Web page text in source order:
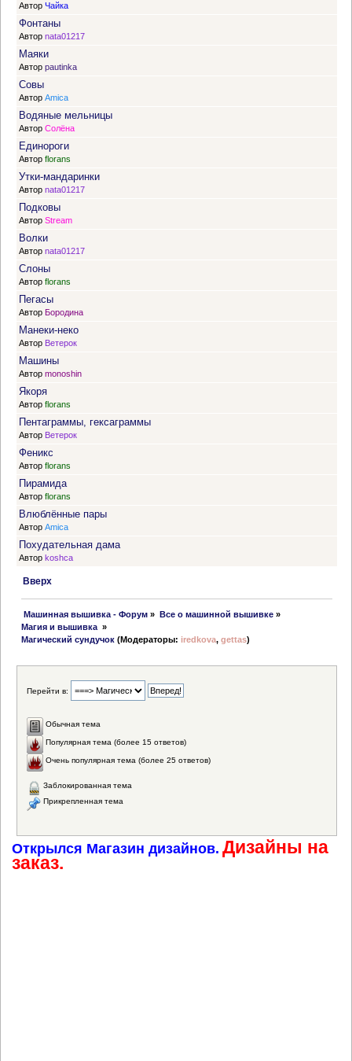
Автор Чайка
Фонтаны
Автор nata01217
Маяки
Автор pautinka
Совы
Автор Amica
Водяные мельницы
Автор Солёна
Единороги
Автор florans
Утки-мандаринки
Автор nata01217
Подковы
Автор Stream
Волки
Автор nata01217
Слоны
Автор florans
Пегасы
Автор Бородина
Манеки-неко
Автор Ветерок
Машины
Автор monoshin
Якоря
Автор florans
Пентаграммы, гексаграммы
Автор Ветерок
Феникс
Автор florans
Пирамида
Автор florans
Влюблённые пары
Автор Amica
Похудательная дама
Автор koshca
Вверх
Машинная вышивка - Форум » Все о машинной вышивке»
Магия и вышивка »
Магический сундучок (Модераторы: iredkova,gettas)
Перейти в:
Обычная тема
Популярная тема (более 15 ответов)
Очень популярная тема (более 25 ответов)
Заблокированная тема
Прикрепленная тема
Открылся Магазин дизайнов. Дизайны на
заказ.